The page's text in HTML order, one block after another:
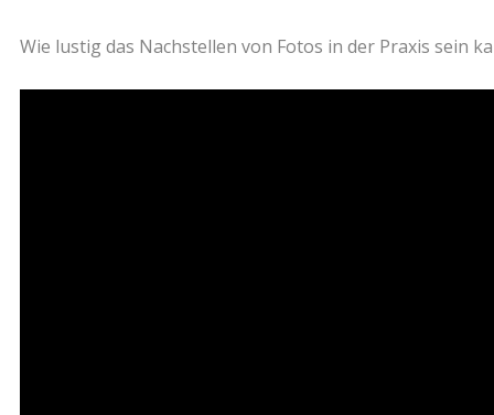
Wie lustig das Nachstellen von Fotos in der Praxis sein